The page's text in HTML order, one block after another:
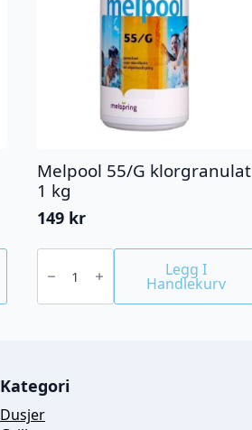
Melpool 55/G klorgranulat
1 kg
149 kr
Melpool
klorgranulat
kg
Legg I
Handlekurv
Kategori
Dusjer